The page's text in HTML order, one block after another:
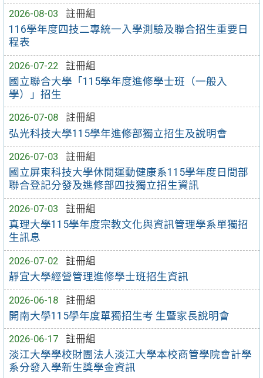
2026-08-03
註冊組
116學年度四技二專統一入學測驗及聯合招生重要日
程表
2026-07-22
註冊組
國立聯合大學「115學年度進修學士班（一般入
學）」招生
2026-07-08
註冊組
弘光科技大學115學年進修部獨立招生及說明會
2026-07-03
註冊組
國立屏東科技大學休閒運動健康系115學年度日間部
聯合登記分發及進修部四技獨立招生資訊
2026-07-03
註冊組
真理大學115學年度宗教文化與資訊管理學系單獨招
生訊息
2026-07-02
註冊組
靜宜大學經營管理進修學士班招生資訊
2026-06-18
註冊組
開南大學115學年度單獨招生考 生暨家長說明會
2026-06-17
註冊組
淡江大學學校財團法人淡江大學本校商管學院會計學
系分發入學新生獎學金資訊